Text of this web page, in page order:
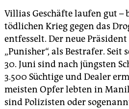
Villias Geschäfte laufen gut –
tödlichen Krieg gegen das
entfesselt. Der neue
„Punisher“, als Bestrafer.
30. Juni sind nach jüngsten
3.500 Süchtige und Dealer
meisten Opfer lebten in
sind Polizisten oder